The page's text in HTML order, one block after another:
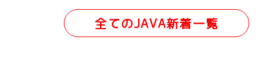
全てのJAVA新着一覧